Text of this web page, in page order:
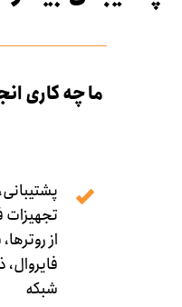
ما چه کاری
از
شبکه